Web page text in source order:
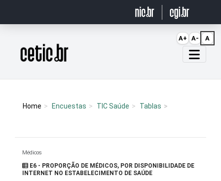
Página inicial
Home Encuestas TIC Saúde Tablas
Médicos
E6 - PROPORÇÃO DE MÉDICOS, POR DISPONIBILIDADE DE
INTERNET NO ESTABELECIMENTO DE SAÚDE
A+ A- A